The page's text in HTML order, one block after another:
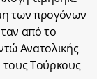
των προγόνων
από το
Ανατολικής
τους Τούρκους